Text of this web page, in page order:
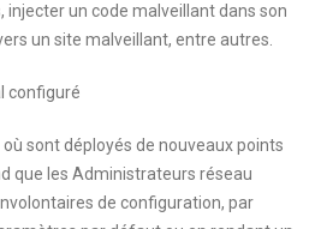
un code malveillant dans son
un site malveillant, entre autres.
configuré
sont déployés de nouveaux points
que les Administrateurs réseau
de configuration, par